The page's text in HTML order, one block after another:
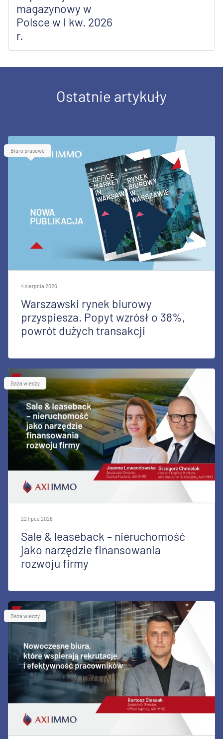
magazynowy w
Polsce w I kw. 2026
r.
Ostatnie artykuły
Biuro prasowe
4 sierpnia 2026
Warszawski rynek biurowy
przyspiesza. Popyt wzrósł o 38%,
powrót dużych transakcji
Baza wiedzy
22 lipca 2026
Sale & leaseback – nieruchomość
jako narzędzie finansowania
rozwoju firmy
Baza wiedzy